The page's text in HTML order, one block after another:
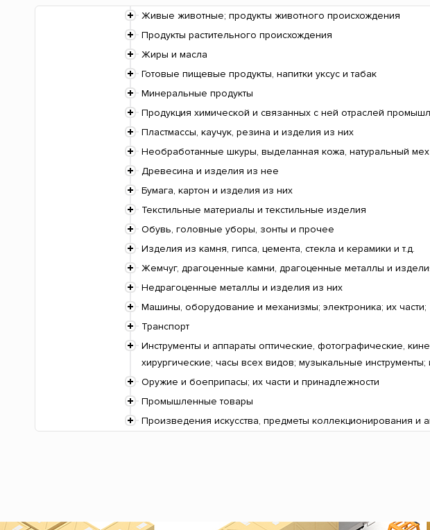
Живые животные; продукты животного происхождения
Продукты растительного происхождения
Жиры и масла
Готовые пищевые продукты, напитки уксус и табак
Минеральные продукты
Продукция химической и связанных с ней отраслей
Пластмассы, каучук, резина и изделия из них
Необработанные шкуры, выделанная кожа, натуральный
Древесина и изделия из нее
Бумага, картон и изделия из них
Текстильные материалы и текстильные изделия
Обувь, головные уборы, зонты и прочее
Изделия из камня, гипса, цемента, стекла и керамики и т.д.
Жемчуг, драгоценные камни, драгоценные металлы и
Недрагоценные металлы и изделия из них
Машины, оборудование и механизмы; электроника; их части;
Транспорт
Инструменты и аппараты оптические, фотографические,
хирургические; часы всех видов; музыкальные инструменты;
Оружие и боеприпасы; их части и принадлежности
Промышленные товары
Произведения искусства, предметы коллекционирования и